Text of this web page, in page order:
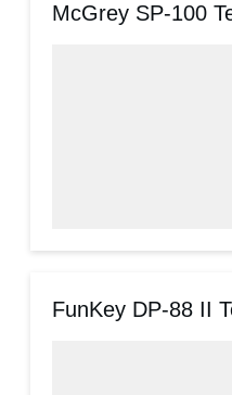
McGrey SP-100
FunKey DP-88 II